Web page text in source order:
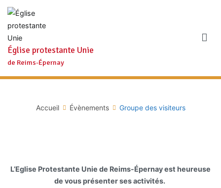
Aller
contenu
Église protestante Unie
de Reims-Épernay
Accueil Évènements Groupe des visiteurs
L’Eglise Protestante Unie de Reims-Épernay est heureuse
de vous présenter ses activités.